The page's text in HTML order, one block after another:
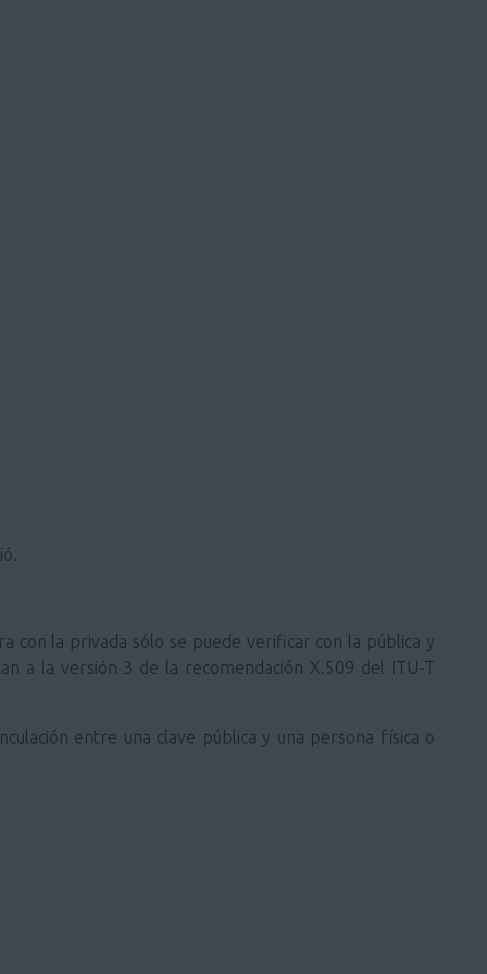
con la privada sólo se puede verificar con la pública y
a la versión 3 de la recomendación X.509 del ITU-T
entre una clave pública y una persona física o